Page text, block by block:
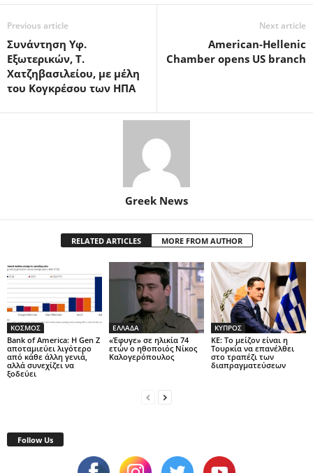
Previous article
Συνάντηση Υφ.
Εξωτερικών, Τ.
Χατζηβασιλείου, με μέλη
του Κογκρέσου των ΗΠΑ
Next article
American-Hellenic
Chamber opens US branch
Greek News
RELATED ARTICLES MORE FROM AUTHOR
ΚΟΣΜΟΣ
Bank of America: Η Gen Z
αποταμιεύει λιγότερο
από κάθε άλλη γενιά,
αλλά συνεχίζει να
ξοδεύει
ΕΛΛΑΔΑ
«Έφυγε» σε ηλικία 74
ετών ο ηθοποιός Νίκος
Καλογερόπουλος
ΚΥΠΡΟΣ
ΚΕ: Το μείζον είναι η
Τουρκία να επανέλθει
στο τραπέζι των
διαπραγματεύσεων
Follow Us